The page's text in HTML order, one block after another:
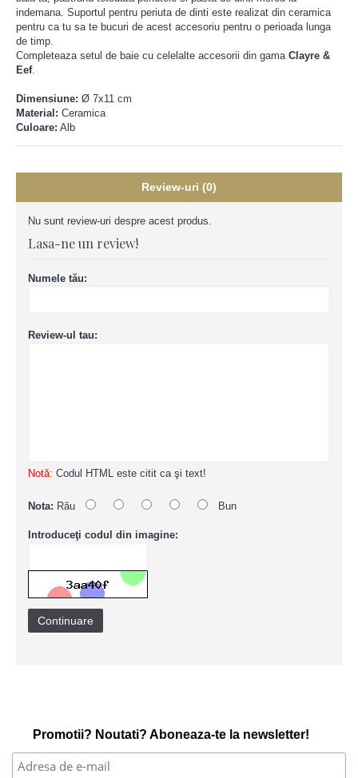
indemana. Suportul pentru periuta de dinti este realizat din ceramica
pentru ca tu sa te bucuri de acest accesoriu pentru o perioada lunga
de timp.
Completeaza setul de baie cu celelalte accesorii din gama Clayre &
Eef.
Dimensiune: Ø 7x11 cm
Material: Ceramica
Culoare: Alb
Review-uri (0)
Nu sunt review-uri despre acest produs.
Lasa-ne un review!
Numele tău:
Review-ul tau:
Notă: Codul HTML este citit ca şi text!
Nota: Rău Bun
Introduceţi codul din imagine:
Continuare
Promotii? Noutati? Aboneaza-te la newsletter!